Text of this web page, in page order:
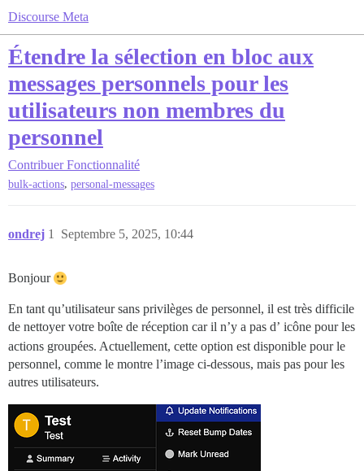
Discourse Meta
Étendre la sélection en bloc aux
messages personnels pour les
utilisateurs non membres du
personnel
Contribuer Fonctionnalité
bulk-actions, personal-messages
ondrej Septembre 5, 2025, 10:44
1
Bonjour
En tant qu’utilisateur sans privilèges de personnel, il est très difficile
de nettoyer votre boîte de réception car il n’y a pas d’ icône pour les
actions groupées. Actuellement, cette option est disponible pour le
personnel, comme le montre l’image ci-dessous, mais pas pour les
autres utilisateurs.